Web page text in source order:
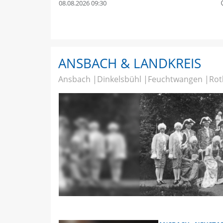
08.08.2026 09:30
ANSBACH & LANDKREIS
Ansbach Dinkelsbühl Feuchtwangen